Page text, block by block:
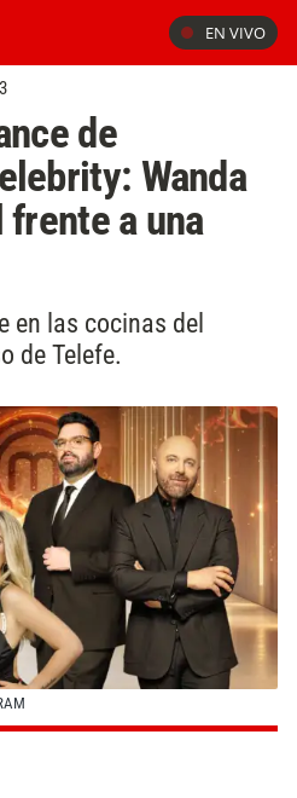
EN VIVO
de
Wanda
frente a una
en las cocinas del
de Telefe.